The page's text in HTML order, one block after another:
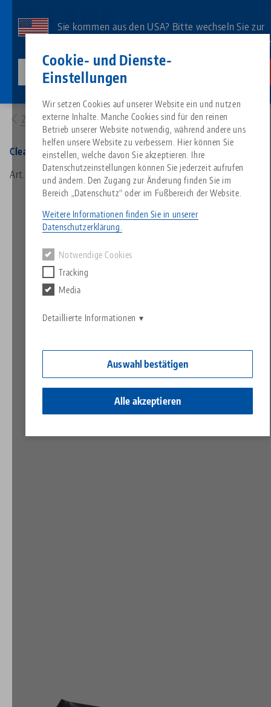
Cookie- und Dienste-
Einstellungen
Wir setzen Cookies auf unserer Website ein und nutzen
externe Inhalte. Manche Cookies sind für den reinen
Betrieb unserer Website notwendig, während andere uns
helfen unsere Website zu verbessern. Hier können Sie
einstellen, welche davon Sie akzeptieren. Ihre
Datenschutzeinstellungen können Sie jederzeit aufrufen
und ändern. Den Zugang zur Änderung finden Sie im
Bereich „Datenschutz“ oder im Fußbereich der Website.
Weitere Informationen finden Sie in unserer
Datenschutzerklärung.
Notwendige Cookies
Tracking
Media
Detaillierte Informationen
Auswahl bestätigen
Alle akzeptieren
Inhalt
Sie kommen aus den USA? Bitte wechseln Sie zur
US-Website, um landesspezifischen Inhalt zu
lang-technik-usa.com
Alles aus einer Hand
Nullpunktspanntechnik
Werkstückspanntechnik
Suche nach
Suche nach
Produktübersicht
Über LANG
Philosophie
Innovationen
Downloads
FAQ
Katalog anfordern
Blog
News
Messen
Passende Produkte
Es tut uns leid. Wir konnten keine Ergebnisse finden.
Zur Produktübersicht
Search
Downloads
Breadcrumb
Zur Produktübersicht
Clean•Tec 260, Ersatzteilkit
Art.-Nr. 30264